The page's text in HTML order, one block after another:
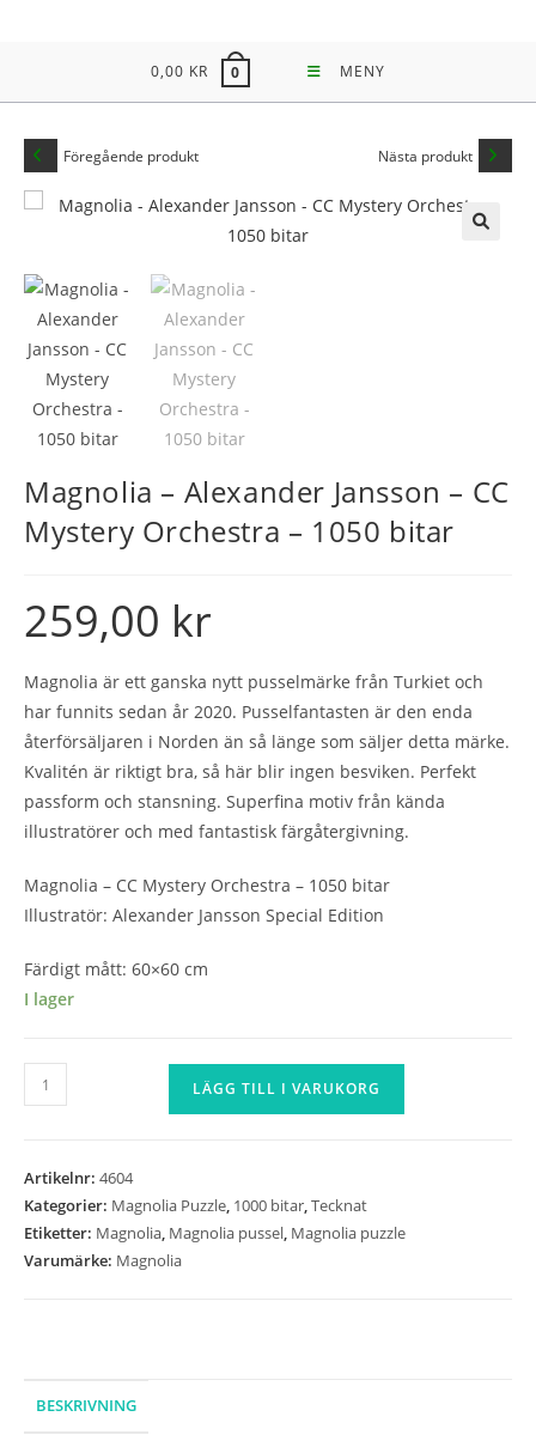
0,00 KR 0 MENY
Föregående produkt Nästa produkt
Magnolia – Alexander Jansson – CC
Mystery Orchestra – 1050 bitar
259,00 kr
Magnolia är ett ganska nytt pusselmärke från Turkiet och
har funnits sedan år 2020. Pusselfantasten är den enda
återförsäljaren i Norden än så länge som säljer detta märke.
Kvalitén är riktigt bra, så här blir ingen besviken. Perfekt
passform och stansning. Superfina motiv från kända
illustratörer och med fantastisk färgåtergivning.
Magnolia – CC Mystery Orchestra – 1050 bitar
Illustratör: Alexander Jansson Special Edition
Färdigt mått: 60×60 cm
I lager
Magnolia
-
Jansson
-
CC
Mystery
mängd
LÄGG TILL I VARUKORG
Artikelnr: 4604
Kategorier: Magnolia Puzzle, 1000 bitar,Tecknat
Etiketter: Magnolia, Magnolia pussel, Magnolia puzzle
Varumärke: Magnolia
BESKRIVNING